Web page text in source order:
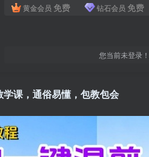
黄金会员 免费 钻石会员 免费
您当前未登录
课，通俗易懂，包教包会